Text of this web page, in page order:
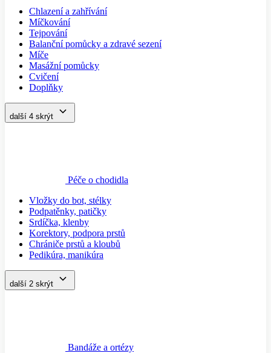
Chlazení a zahřívání
Míčkování
Tejpování
Balanční pomůcky a zdravé sezení
Míče
Masážní pomůcky
Cvičení
Doplňky
další 4 skrýt
Péče o chodidla
Vložky do bot, stélky
Podpatěnky, patičky
Srdíčka, klenby
Korektory, podpora prstů
Chrániče prstů a kloubů
Pedikúra, manikúra
další 2 skrýt
Bandáže a ortézy